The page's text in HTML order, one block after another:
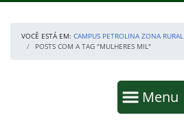
VOCÊ ESTÁ EM: CAMPUS PETROLINA ZONA RURAL
POSTS COM A TAG "MULHERES MIL"
Mostrar
Menu